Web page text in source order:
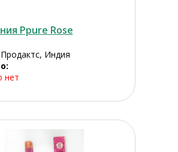
Ppure Rose
Индия
нет